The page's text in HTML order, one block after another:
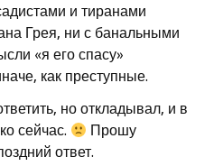
и тиранами
Грея, ни с банальными
«я его спасу»
как преступные.
но откладывал, и в
сейчас.
Прошу
ответ.